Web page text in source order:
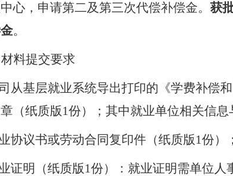
心，申请第二及第三次代偿补偿金。 获
。
料提交要求
从基层就业系统导出打印的《学费补偿
（纸质版1份）；其中就业单位相关信息
协议书或劳动合同复印件（纸质版1份）；
证明（纸质版1份）：就业证明需单位人